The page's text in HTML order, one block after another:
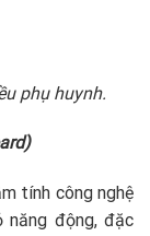
phụ huynh.
tính công nghệ
động, đặc